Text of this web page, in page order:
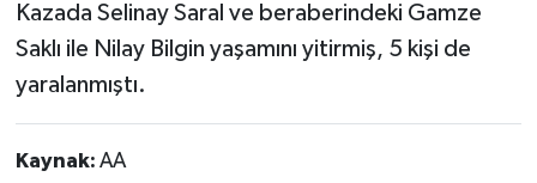
Kazada Selinay Saral ve beraberindeki Gamze
Saklı ile Nilay Bilgin yaşamını yitirmiş, 5 kişi de
yaralanmıştı.
Kaynak: AA